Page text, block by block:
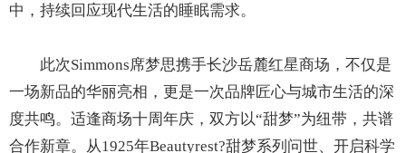
中，持续回应现代生活的睡眠需求。
此次Simmons席梦思携手长沙岳麓红星商场，不仅是
一场新品的华丽亮相，更是一次品牌匠心与城市生活的深
度共鸣。适逢商场十周年庆，双方以“甜梦”为纽带，共谱
合作新章。从1925年Beautyrest?甜梦系列问世、开启科学